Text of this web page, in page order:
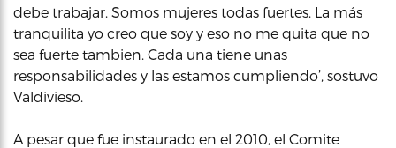
debe trabajar. Somos mujeres todas fuertes. La más
tranquilita yo creo que soy y eso no me quita que no
sea fuerte tambien. Cada una tiene unas
responsabilidades y las estamos cumpliendo’, sostuvo
Valdivieso.
A pesar que fue instaurado en el 2010, el Comite